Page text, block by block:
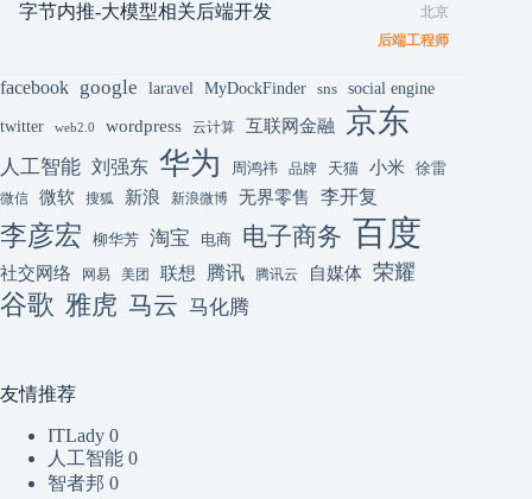
字节内推-大模型相关后端开发
北京
后端工程师
facebook google laravel MyDockFinder sns social engine
twitter web2.0 wordpress 云计算 互联网金融 京东
人工智能 刘强东 华为 周鸿祎 品牌 天猫 小米 徐雷
微信 微软 搜狐 新浪 新浪微博 无界零售 李开复
李彦宏 柳华芳 淘宝 电商 电子商务 百度
社交网络 网易 美团 联想 腾讯 腾讯云 自媒体 荣耀
谷歌 雅虎 马云 马化腾
友情推荐
ITLady 0
人工智能 0
智者邦 0